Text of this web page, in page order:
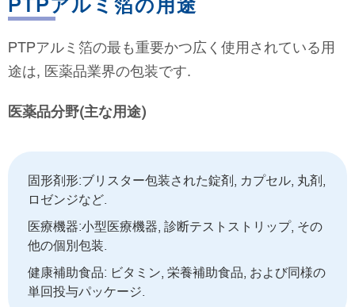
PTPアルミ箔の用途
PTPアルミ箔の最も重要かつ広く使用されている用
途は, 医薬品業界の包装です.
医薬品分野(主な用途)
固形剤形:ブリスター包装された錠剤, カプセル, 丸剤,
ロゼンジなど.
医療機器:小型医療機器, 診断テストストリップ, その
他の個別包装.
健康補助食品: ビタミン, 栄養補助食品, および同様の
単回投与パッケージ.